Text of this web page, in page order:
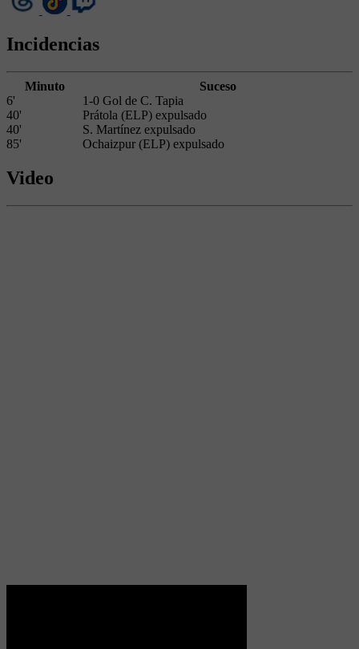
Incidencias
Minuto
Suceso
6'
1-0 Gol de C. Tapia
40'
Prátola (ELP) expulsado
40'
S. Martínez expulsado
85'
Ochaizpur (ELP) expulsado
Video